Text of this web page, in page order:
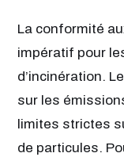
La conformité
impératif pour
d’incinération.
sur les
limites strictes
de particules.